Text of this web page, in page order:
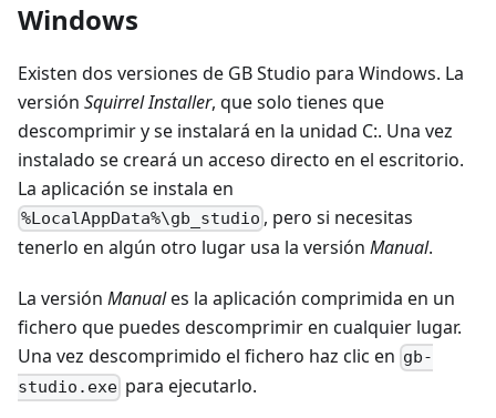
Windows
Existen dos versiones de GB Studio para Windows. La
versión Squirrel Installer, que solo tienes que
descomprimir y se instalará en la unidad C:. Una vez
instalado se creará un acceso directo en el escritorio.
La aplicación se instala en
%LocalAppData%\gb_studio , pero si necesitas
tenerlo en algún otro lugar usa la versión Manual.
La versión Manuales la aplicación comprimida en un
fichero que puedes descomprimir en cualquier lugar.
Una vez descomprimido el fichero haz clic en gb-
studio.exe para ejecutarlo.